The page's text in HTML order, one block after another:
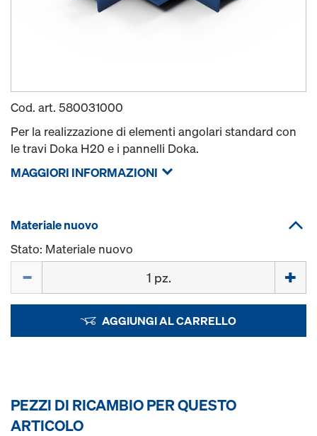
Cod. art. 580031000
Per la realizzazione di elementi angolari standard con
le travi Doka H20 e i pannelli Doka.
MAGGIORI INFORMAZIONI
Materiale nuovo
Stato: Materiale nuovo
AGGIUNGI AL CARRELLO
PEZZI DI RICAMBIO PER QUESTO
ARTICOLO